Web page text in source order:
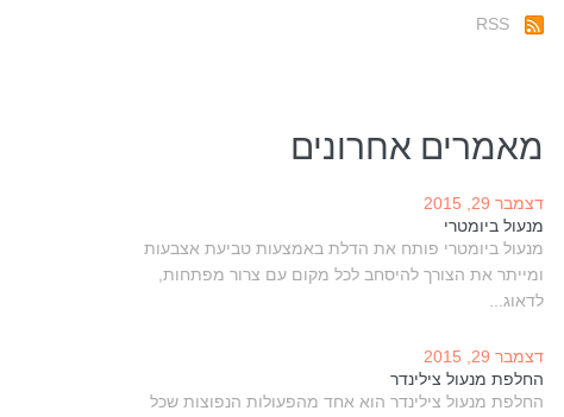
RSS
מאמרים אחרונים
דצמבר 29, 2015
מנעול ביומטרי
מנעול ביומטרי פותח את הדלת באמצעות טביעת אצבעות
ומייתר את הצורך להיסחב לכל מקום עם צרור מפתחות,
לדאוג...
דצמבר 29, 2015
החלפת מנעול צילינדר
החלפת מנעול צילינדר הוא אחד מהפעולות הנפוצות שכל